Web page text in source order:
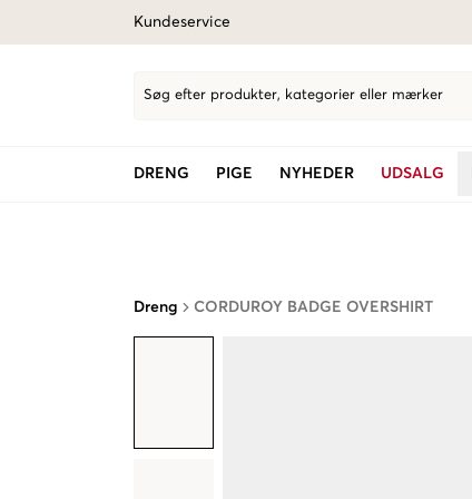
Kundeservice
Søg efter produkter, kategorier eller mærker
DRENG PIGE NYHEDER UDSALG
Dreng CORDUROY BADGE OVERSHIRT